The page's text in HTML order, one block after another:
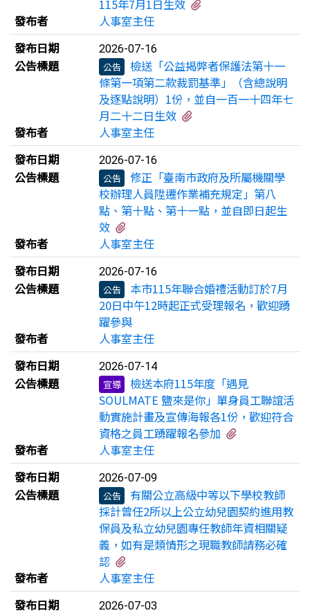
115年7月1日生效
發布者
人事室主任
發布日期
2026-07-16
公告標題 公告
檢送「公益揭弊者保護法第十一
條第一項第二款裁罰基準」（含總說明
及逐點說明）1份，並自一百一十四年七
月二十二日生效
發布者
人事室主任
發布日期
2026-07-16
公告標題 公告
修正「臺南市政府及所屬機關學
校辦理人員陞遷作業補充規定」第八
點、第十點、第十一點，並自即日起生
效
發布者
人事室主任
發布日期
2026-07-16
公告標題 公告
本市115年聯合婚禮活動訂於7月
20日中午12時起正式受理報名，歡迎踴
躍參與
發布者
人事室主任
發布日期
2026-07-14
公告標題 宣導
檢送本府115年度「遇見
SOULMATE 鹽來是你」單身員工聯誼活
動實施計畫及宣傳海報各1份，歡迎符合
資格之員工踴躍報名參加
發布者
人事室主任
發布日期
2026-07-09
公告標題 公告
有關公立高級中等以下學校教師
採計曾任2所以上公立幼兒園契約進用教
保員及私立幼兒園專任教師年資相關疑
義，如有是類情形之現職教師請務必確
認
發布者
人事室主任
發布日期
2026-07-03